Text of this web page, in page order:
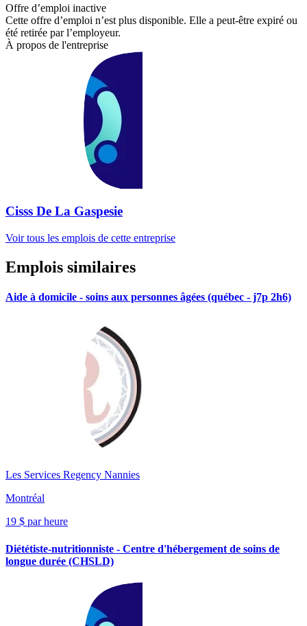
Offre d’emploi inactive
Cette offre d’emploi n’est plus disponible. Elle a peut-être expiré ou
été retirée par l’employeur.
À propos de l'entreprise
Cisss De La Gaspesie
Voir tous les emplois de cette entreprise
Emplois similaires
Aide à domicile - soins aux personnes âgées (québec - j7p 2h6)
Les Services Regency Nannies
Montréal
19 $ par heure
Diététiste-nutritionniste - Centre d'hébergement de soins de
longue durée (CHSLD)